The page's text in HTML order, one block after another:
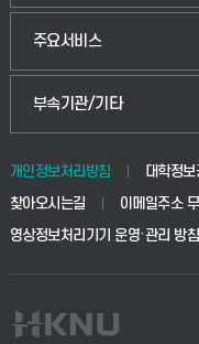
생명공학부
사회안전시스템공학부
산업대학원
공공정책대학원
교육대학원
주요서비스
입학안내
웹메일
학사시스템(전문학사 및
사이버캠퍼스(전문학사 및
부속기관/기타
중앙도서관
학생생활관(안성)
산학협력단
개인정보처리방침 대학정보
찾아오시는길
이메일주소
영상정보처리기기 운영·관리 방침